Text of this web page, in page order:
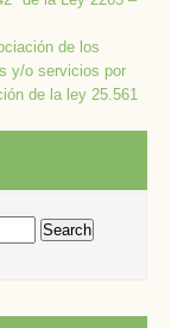
de los
y/o servicios por
de la ley 25.561